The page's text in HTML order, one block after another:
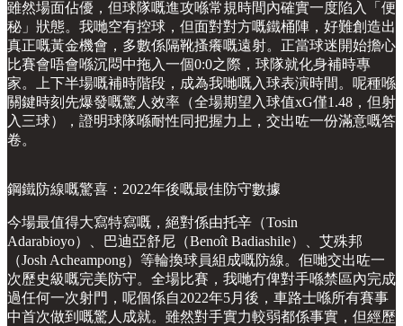
雖然場面佔優，但球隊嘅進攻喺常規時間內確實一度陷入「便
秘」狀態。我哋空有控球，但面對對方嘅鐵桶陣，好難創造出
真正嘅黃金機會，多數係隔靴搔癢嘅遠射。正當球迷開始擔心
比賽會唔會喺沉悶中拖入一個0:0之際，球隊就化身補時專
家。上下半場嘅補時階段，成為我哋嘅入球表演時間。呢種喺
關鍵時刻先爆發嘅驚人效率（全場期望入球值xG僅1.48，但射
入三球），證明球隊喺耐性同把握力上，交出咗一份滿意嘅答
卷。
鋼鐵防線嘅驚喜：2022年後嘅最佳防守數據
今場最值得大寫特寫嘅，絕對係由托辛（Tosin
Adarabioyo）、巴迪亞舒尼（Benoît Badiashile）、艾殊邦
（Josh Acheampong）等輪換球員組成嘅防線。佢哋交出咗一
次歷史級嘅完美防守。全場比賽，我哋冇俾對手喺禁區內完成
過任何一次射門，呢個係自2022年5月後，車路士喺所有賽事
中首次做到嘅驚人成就。雖然對手實力較弱都係事實，但經歷